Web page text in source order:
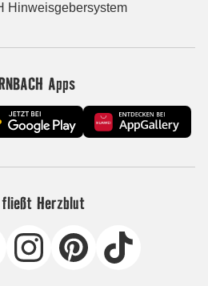
Hinweisgebersystem
Apps
Herzblut